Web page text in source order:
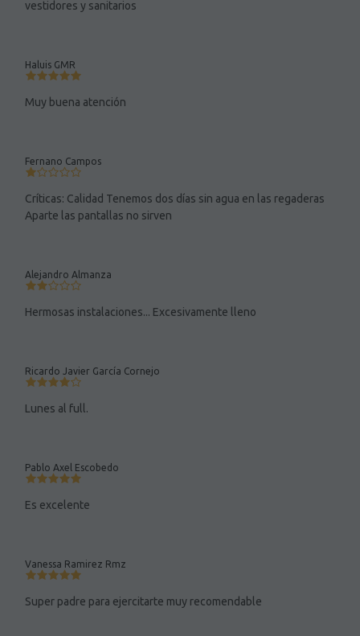
vestidores y sanitarios
Haluis GMR
Muy buena atención
Fernano Campos
Críticas: Calidad Tenemos dos días sin agua en las regaderas
Aparte las pantallas no sirven
Alejandro Almanza
Hermosas instalaciones... Excesivamente lleno
Ricardo Javier García Cornejo
Lunes al full.
Pablo Axel Escobedo
Es excelente
Vanessa Ramirez Rmz
Super padre para ejercitarte muy recomendable